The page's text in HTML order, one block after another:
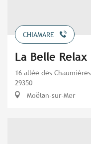
CHIAMARE
La Belle Relax
16 allée des Chaumières
29350
Moëlan-sur-Mer